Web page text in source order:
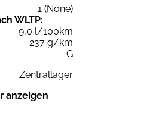
1 (None)
WLTP:
9,0 l/100km
237 g/km
G
Zentrallager
anzeigen